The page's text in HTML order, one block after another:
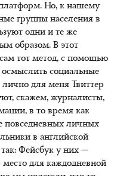
Но, к нашему
группы населения в
одни и те же
образом. В этот
тот метод, с помощью
социальные
для меня Твиттер
скажем, журналисты,
в то время как
повседневных личных
в английской
Фейсбук у них —
для каждодневной